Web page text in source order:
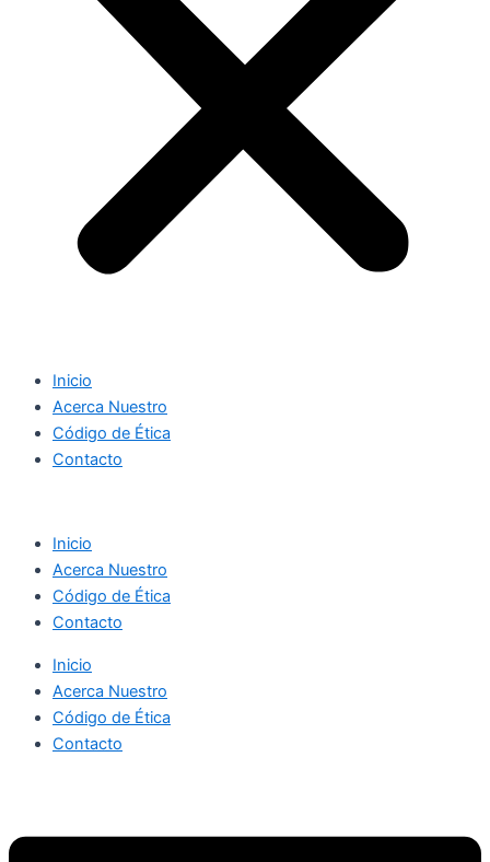
Inicio
Acerca Nuestro
Código de Ética
Contacto
Inicio
Acerca Nuestro
Código de Ética
Contacto
Inicio
Acerca Nuestro
Código de Ética
Contacto